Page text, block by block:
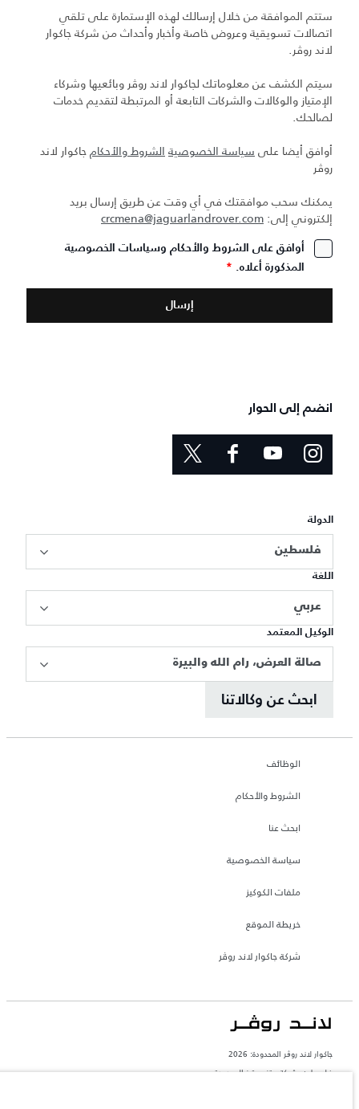
ستتم الموافقة من خلال إرسالك لهذه الإستمارة على تلقي
اتصالات تسويقية وعروض خاصة وأخبار وأحداث من شركة جاكوار
لاند روڤر.
سيتم الكشف عن معلوماتك لجاكوار لاند روڤر وبائعيها وشركاء
الإمتياز والوكالات والشركات التابعة أو المرتبطة لتقديم خدمات
لصالحك.
أوافق أيضا على سياسة الخصوصية الشروط والأحكامجاكوار لاند
روڤر
يمكنك سحب موافقتك في أي وقت عن طريق إرسال بريد
إلكتروني إلى: crcmena@jaguarlandrover.com
أوافق على الشروط والأحكام وسياسات الخصوصية
المذكورة أعلاه. *
انضم إلى الحوار
الدولة
فلسطين
اللغة
عربي
الوكيل المعتمد
صالة العرض، رام الله والبيرة
ابحث عن وكالاتنا
الوظائف
الشروط والأحكام
ابحث عنا
سياسة الخصوصية
ملفات الكوكيز
خريطة الموقع
شركة جاكوار لاند روڤر
جاكوار لاند روڨر المحدودة: 2026
فلسطين, شركة ريتز موترز المحدودة